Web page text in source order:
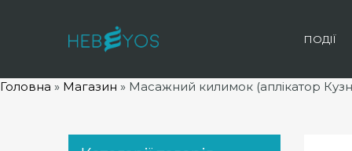
ПОДІЇ
Головна » Магазин » Масажний килимок (аплікатор